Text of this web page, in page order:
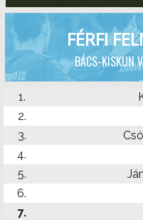
FÉRFI
BÁCS-KISKUN
1.
2.
3.
4.
5.
6.
7.